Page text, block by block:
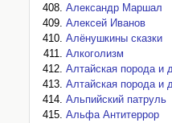
Александр Маршал
Алексей Иванов
Алёнушкины сказки
Алкоголизм
Алтайская порода
Алтайская порода
Альпийский патруль
Альфа Антитеррор